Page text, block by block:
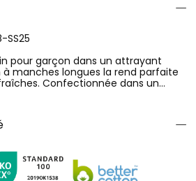
SS25
pour garçon dans un attrayant
à manches longues la rend parfaite
Confectionnée dans un
elle s'adapte bien à
d'une sortie décontractée à des
formels. Le vêtement est disponible
4 à 16 ans. Avec des détails
facilement assortie à des
Idéale pour un style moderne et